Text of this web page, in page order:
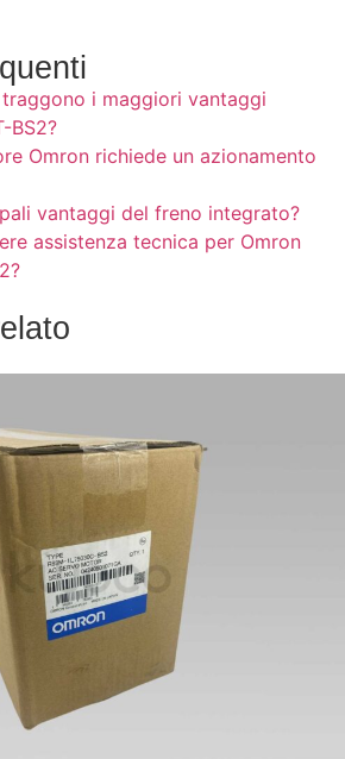
i maggiori vantaggi
BS2?
Omron richiede un azionamento
vantaggi del freno integrato?
assistenza tecnica per Omron